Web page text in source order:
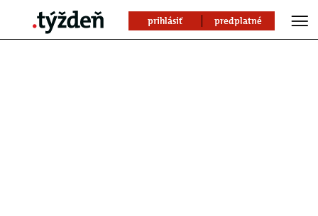
prihlásiť predplatné